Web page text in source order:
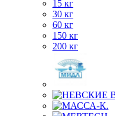
15 кг
30 кг
60 кг
150 кг
200 кг